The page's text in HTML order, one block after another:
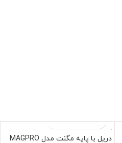
دریل با پایه مگنت مدل MAGPRO